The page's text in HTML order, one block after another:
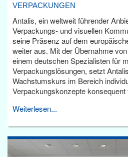
VERPACKUNGEN
Antalis, ein weltweit führender
Verpackungs- und visuellen
seine Präsenz auf dem
weiter aus. Mit der Übernahme
einem deutschen Spezialisten für
Verpackungslösungen, setzt
Wachstumskurs im Bereich
Verpackungskonzepte konsequent
Weiterlesen...